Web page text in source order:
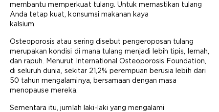
membantu memperkuat tulang. Untuk memastikan tulang
Anda tetap kuat, konsumsi makanan kaya
kalsium.
Osteoporosis atau sering disebut pengeroposan tulang
merupakan kondisi di mana tulang menjadi lebih tipis, lemah,
dan rapuh. Menurut International Osteoporosis Foundation,
di seluruh dunia, sekitar 21,2% perempuan berusia lebih dari
50 tahun mengalaminya, bersamaan dengan masa
menopause mereka.
Sementara itu, jumlah laki-laki yang mengalami